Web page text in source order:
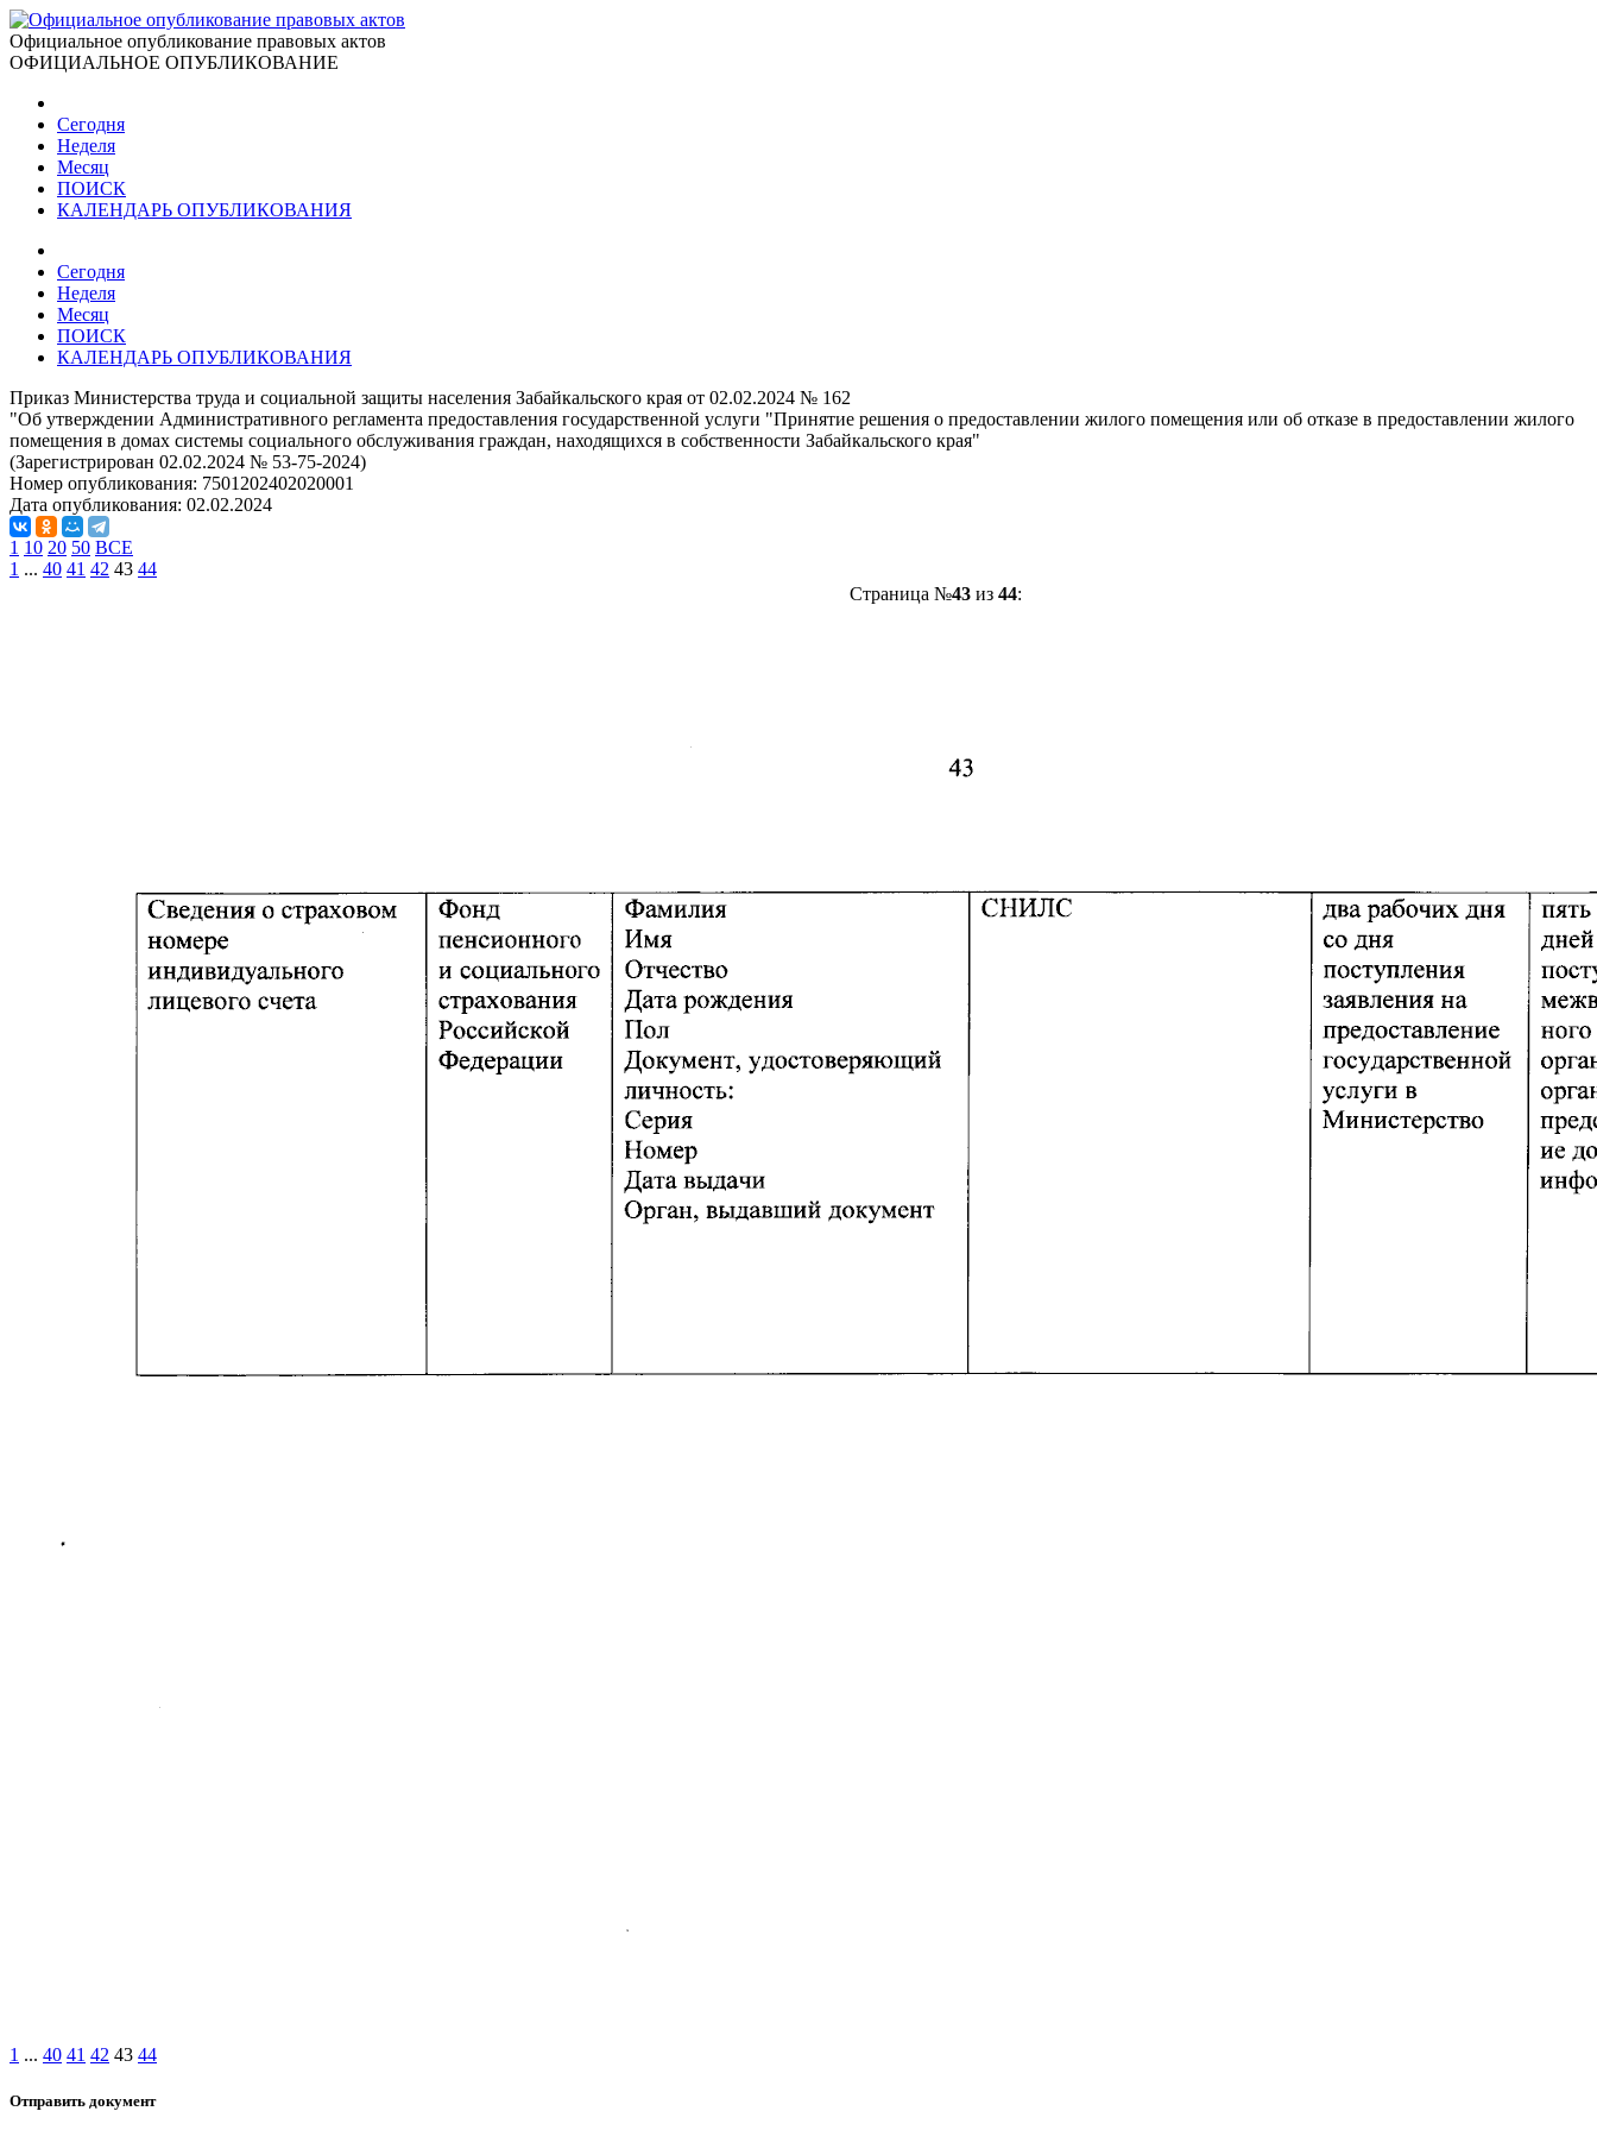
Официальное опубликование правовых актов
ОФИЦИАЛЬНОЕ ОПУБЛИКОВАНИЕ
Сегодня
Неделя
Месяц
ПОИСК
КАЛЕНДАРЬ ОПУБЛИКОВАНИЯ
Сегодня
Неделя
Месяц
ПОИСК
КАЛЕНДАРЬ ОПУБЛИКОВАНИЯ
Приказ Министерства труда и социальной защиты населения Забайкальского края от 02.02.2024 № 162
"Об утверждении Административного регламента предоставления государственной услуги "Принятие решения о предоставлении жилого помещения или об отказе в предоставлении жилого
помещения в домах системы социального обслуживания граждан, находящихся в собственности Забайкальского края"
(Зарегистрирован 02.02.2024 № 53-75-2024)
Номер опубликования: 7501202402020001
Дата опубликования: 02.02.2024
1 10 20 50 ВСЕ
1 ... 40 41 42 43 44
Страница №43из 44:
1 ... 40 41 42 43 44
Отправить документ